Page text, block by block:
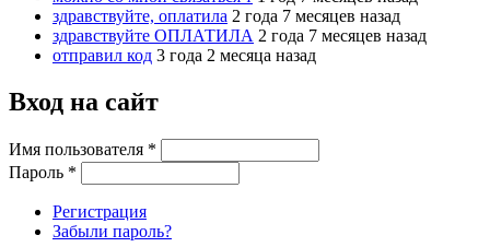
здравствуйте, оплатила 2 года 7 месяцев назад
здравствуйте ОПЛАТИЛА 2 года 7 месяцев назад
отправил код 3 года 2 месяца назад
Вход на сайт
Имя пользователя *
Пароль *
Регистрация
Забыли пароль?